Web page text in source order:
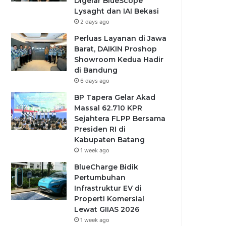
Lysaght dan IAI Bekasi
2 days ago
Perluas Layanan di Jawa
Barat, DAIKIN Proshop
Showroom Kedua Hadir
di Bandung
6 days ago
BP Tapera Gelar Akad
Massal 62.710 KPR
Sejahtera FLPP Bersama
Presiden RI di
Kabupaten Batang
1 week ago
BlueCharge Bidik
Pertumbuhan
Infrastruktur EV di
Properti Komersial
Lewat GIIAS 2026
1 week ago